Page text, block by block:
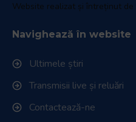
Website realizat și întreținut de
Navighează în website
Ultimele știri
Transmisii live și reluări
Contactează-ne